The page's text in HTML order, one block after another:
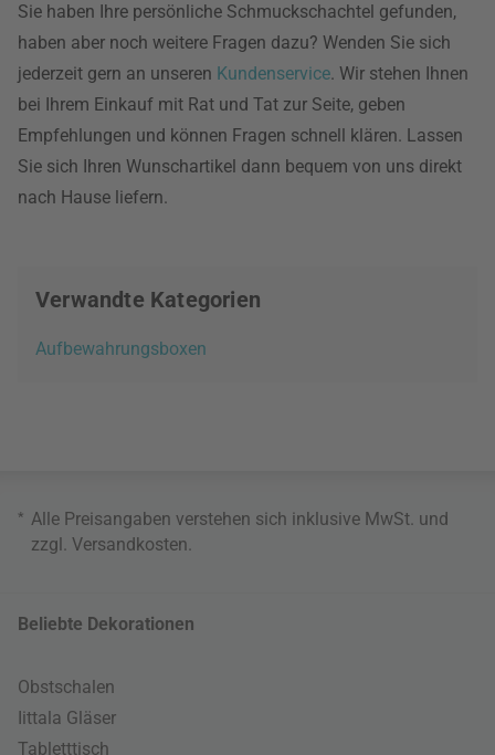
Sie haben Ihre persönliche Schmuckschachtel gefunden,
haben aber noch weitere Fragen dazu? Wenden Sie sich
jederzeit gern an unseren Kundenservice. Wir stehen Ihnen
bei Ihrem Einkauf mit Rat und Tat zur Seite, geben
Empfehlungen und können Fragen schnell klären. Lassen
Sie sich Ihren Wunschartikel dann bequem von uns direkt
nach Hause liefern.
Verwandte Kategorien
Aufbewahrungsboxen
* Alle Preisangaben verstehen sich inklusive MwSt. und
zzgl. Versandkosten.
Beliebte Dekorationen
Obstschalen
Iittala Gläser
Tabletttisch